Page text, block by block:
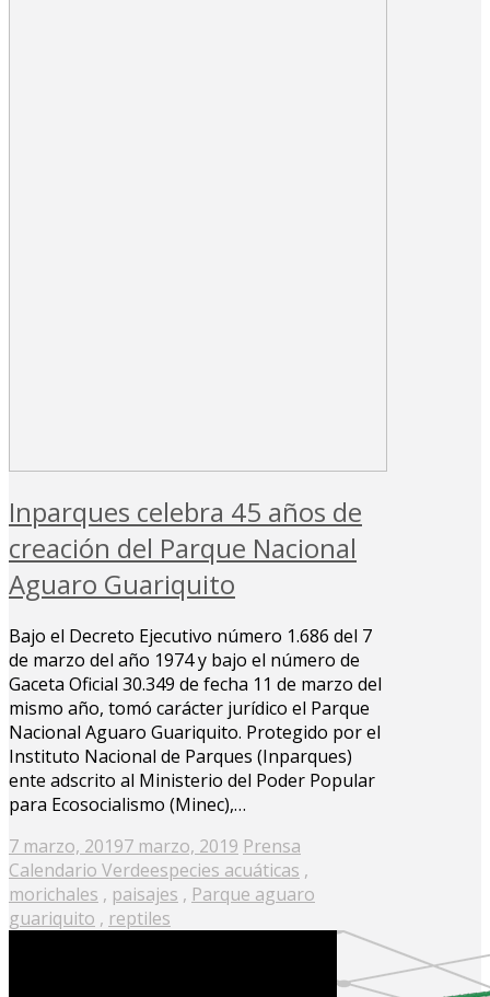
Inparques celebra 45 años de
creación del Parque Nacional
Aguaro Guariquito
Bajo el Decreto Ejecutivo número 1.686 del 7
de marzo del año 1974 y bajo el número de
Gaceta Oficial 30.349 de fecha 11 de marzo del
mismo año, tomó carácter jurídico el Parque
Nacional Aguaro Guariquito. Protegido por el
Instituto Nacional de Parques (Inparques)
ente adscrito al Ministerio del Poder Popular
para Ecosocialismo (Minec),…
Posted
on
7 marzo, 20197 marzo, 2019 Prensa
Calendario Verdeespecies acuáticas ,
morichales , paisajes , Parque aguaro
guariquito , reptiles